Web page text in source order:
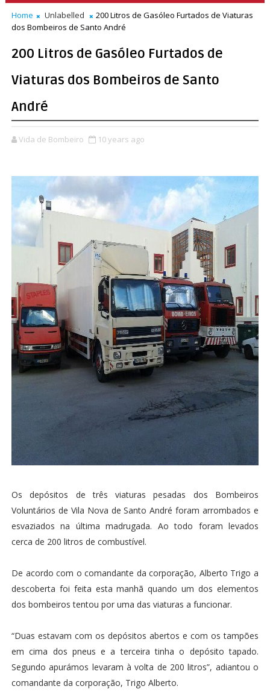
Home Unlabelled
200 Litros de Gasóleo Furtados de Viaturas
dos Bombeiros de Santo André
200 Litros de Gasóleo Furtados de
Viaturas dos Bombeiros de Santo
André
Vida de Bombeiro 10 years ago
Os depósitos de três viaturas pesadas dos Bombeiros
Voluntários de Vila Nova de Santo André foram arrombados e
esvaziados na última madrugada. Ao todo foram levados
cerca de 200 litros de combustível.
De acordo com o comandante da corporação, Alberto Trigo a
descoberta foi feita esta manhã quando um dos elementos
dos bombeiros tentou por uma das viaturas a funcionar.
“Duas estavam com os depósitos abertos e com os tampões
em cima dos pneus e a terceira tinha o depósito tapado.
Segundo apurámos levaram à volta de 200 litros”, adiantou o
comandante da corporação, Trigo Alberto.